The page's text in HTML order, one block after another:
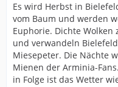
Es wird Herbst in
vom Baum und werden
Euphorie. Dichte
und verwandeln
Miesepeter. Die Nächte
Mienen der Arminia-
in Folge ist das Wetter